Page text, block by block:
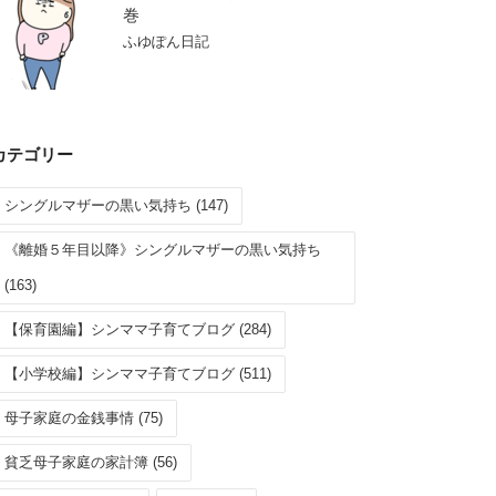
巻
ふゆぽん日記
テゴリー
シングルマザーの黒い気持ち (147)
《離婚５年目以降》シングルマザーの黒い気持ち
(163)
【保育園編】シンママ子育てブログ (284)
【小学校編】シンママ子育てブログ (511)
母子家庭の金銭事情 (75)
貧乏母子家庭の家計簿 (56)